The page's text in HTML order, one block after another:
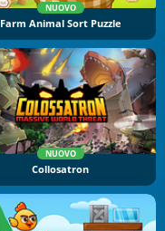
NUOVO
Farm Animal Sort Puzzle
NUOVO
Collosatron